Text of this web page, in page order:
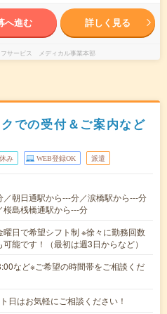
へ進む 詳しく見る
サービス メディカル事業本部
での受付＆ご案内など
み WEB登録OK 派遣
／朝日通駅から---分／涙橋駅から---分
桜島桟橋通駅から---分
曜日で希望シフト制 ※徐々に勤務回数
能です！（最初は週3日からなど）
など※ご希望の時間帯をご相談くだ
はお気軽にご相談ください！